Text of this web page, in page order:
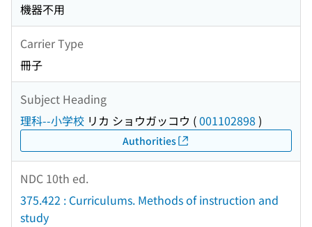
機器不用
Carrier Type
冊子
Subject Heading
理科--小学校 リカ ショウガッコウ (001102898 )
Authorities
NDC 10th ed.
375.422 : Curriculums. Methods of instruction and
study